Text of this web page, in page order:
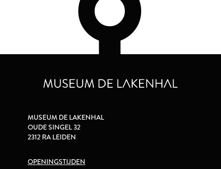
MUSEUM DE LAKENHAL
OUDE SINGEL 32
2312 RA LEIDEN
OPENINGSTIJDEN